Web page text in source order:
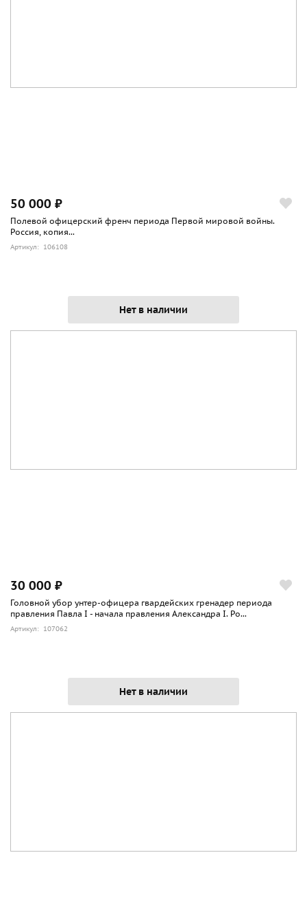
50 000 ₽
Полевой офицерский френч периода Первой мировой войны.
Россия, копия...
Артикул: 106108
Нет в наличии
30 000 ₽
Головной убор унтер-офицера гвардейских гренадер периода
правления Павла I - начала правления Александра I. Ро...
Артикул: 107062
Нет в наличии